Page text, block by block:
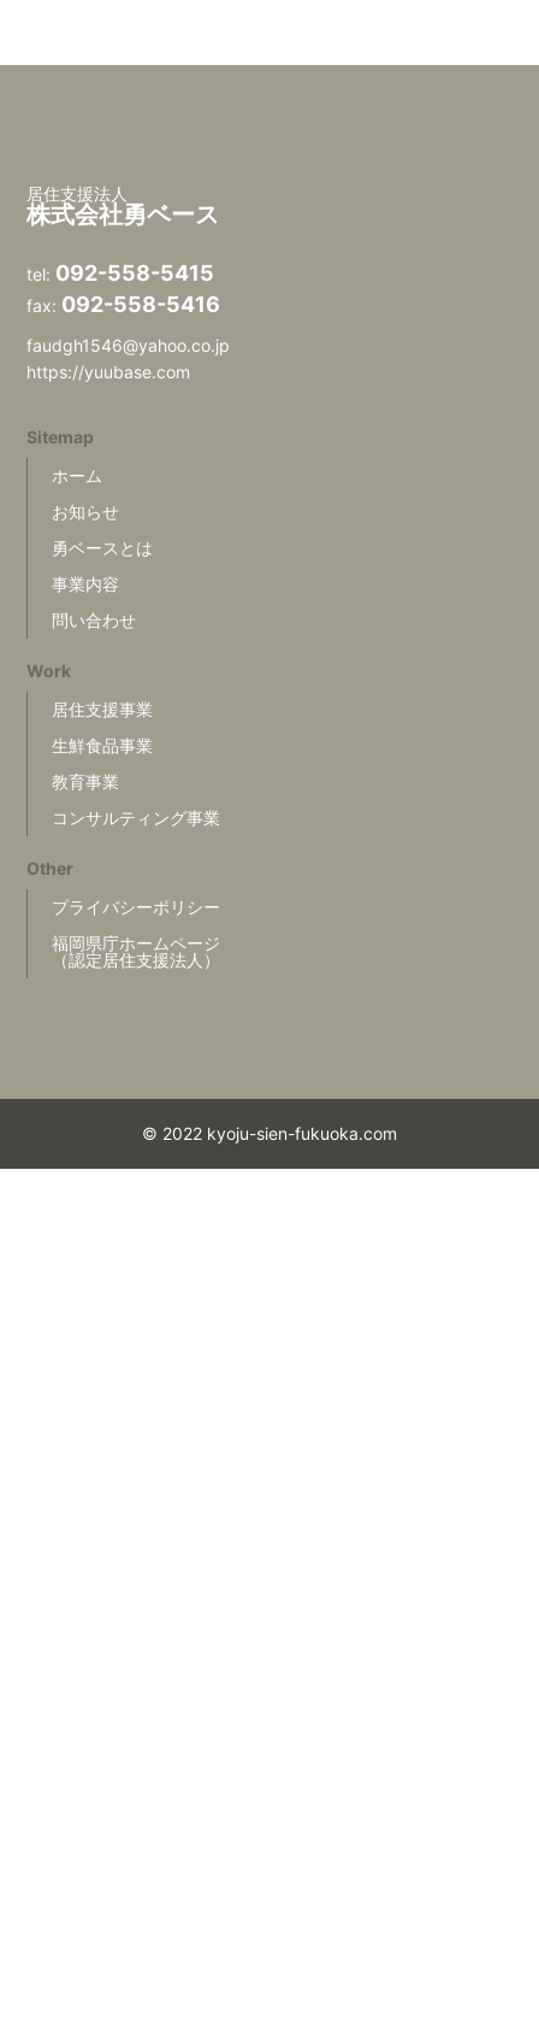
居住支援法人
株式会社勇ベース
tel: 092-558-5415
fax: 092-558-5416
faudgh1546@yahoo.co.jp
https://yuubase.com
Sitemap
ホーム
お知らせ
勇ベースとは
事業内容
問い合わせ
Work
居住支援事業
生鮮食品事業
教育事業
コンサルティング事業
Other
プライバシーポリシー
福岡県庁ホームページ
（認定居住支援法人）
© 2022 kyoju-sien-fukuoka.com